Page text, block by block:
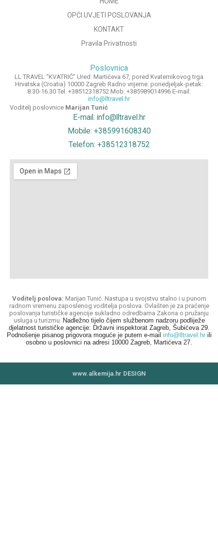
OPĆI UVJETI POSLOVANJA
KONTAKT
Pravila Privatnosti
Poslovnica
LL TRAVEL “KVATRIĆ” Ured: Martićeva 67, pored Kvaternikovog trga
Hrvatska (Croatia) 10000 Zagreb Radno vrijeme: ponedjeljak-petak:
8.30-16.30 Tel. +38512318752 Mob: +385989014996 E-mail:
info@lltravel.hr
Voditelj poslovnice Marijan Tunić
E-mail: info@lltravel.hr
Mobile: +385991608340
Telefon: +38512318752
Voditelj poslova: Marijan Tunić. Nastupa u svojstvu stalno i u punom
radnom vremenu zaposlenog voditelja poslova. Ovlašten je za praćenje
poslovanja turističke agencije sukladno odredbama Zakona o pružanju
usluga u turizmu. Nadležno tijelo čijem službenom nadzoru podliježe
djelatnost turističke agencije: Državni inspektorat Zagreb, Šubićeva 29.
Podnošenje pisanog prigovora moguće je putem e-mail info@lltravel.hrili
osobno u poslovnici na adresi 10000 Zagreb, Martićeva 27.
www.alkemija.hr DESIGN